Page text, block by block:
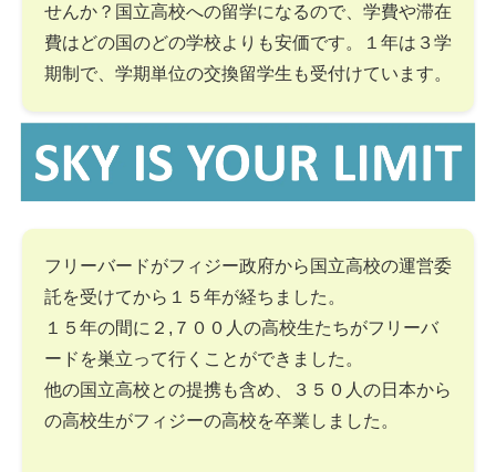
せんか？国立高校への留学になるので、学費や滞在
費はどの国のどの学校よりも安価です。１年は３学
期制で、学期単位の交換留学生も受付けています。
フリーバードがフィジー政府から国立高校の運営委
託を受けてから１５年が経ちました。
１５年の間に２,７００人の高校生たちがフリーバ
ードを巣立って行くことができました。
他の国立高校との提携も含め、３５０人の日本から
の高校生がフィジーの高校を卒業しました。